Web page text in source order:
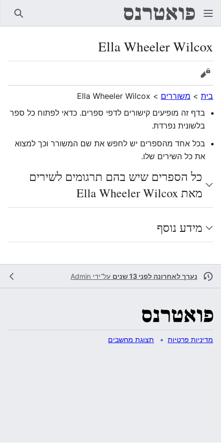
Ella Wheeler Wilcox
הצגת מקור
בית > משוררים >
Ella Wheeler Wilcox
בדף זה מופיעים קישורים לדפי ספרים. כדאי לפתוח כל ספר
בלשונית נפרדת.
בכל אחד מהספרים יש לחפש את שם המשורר וכך למצוא
את כל השירים שלו.
כל הספרים שיש בהם תרגומים לשירים
מאת Ella Wheeler Wilcox
מידע נוסף
נערך לאחרונה לפני 13 שנים על־ידי Admin
מדיניות פרטיות תצוגת מחשבים